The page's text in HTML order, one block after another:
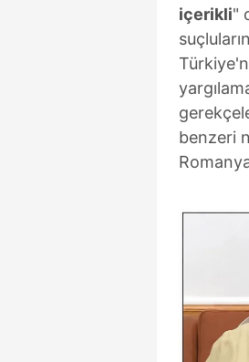
içerikli"
benzeri